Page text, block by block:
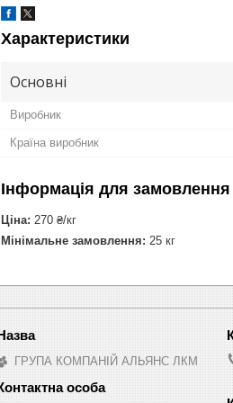
Характеристики
Основні
Виробник
Країна виробник
Інформація для замовлення
Ціна: 270 ₴/кг
Мінімальне замовлення: 25 кг
ГРУПА КОМПАНІЙ АЛЬЯНС ЛКМ